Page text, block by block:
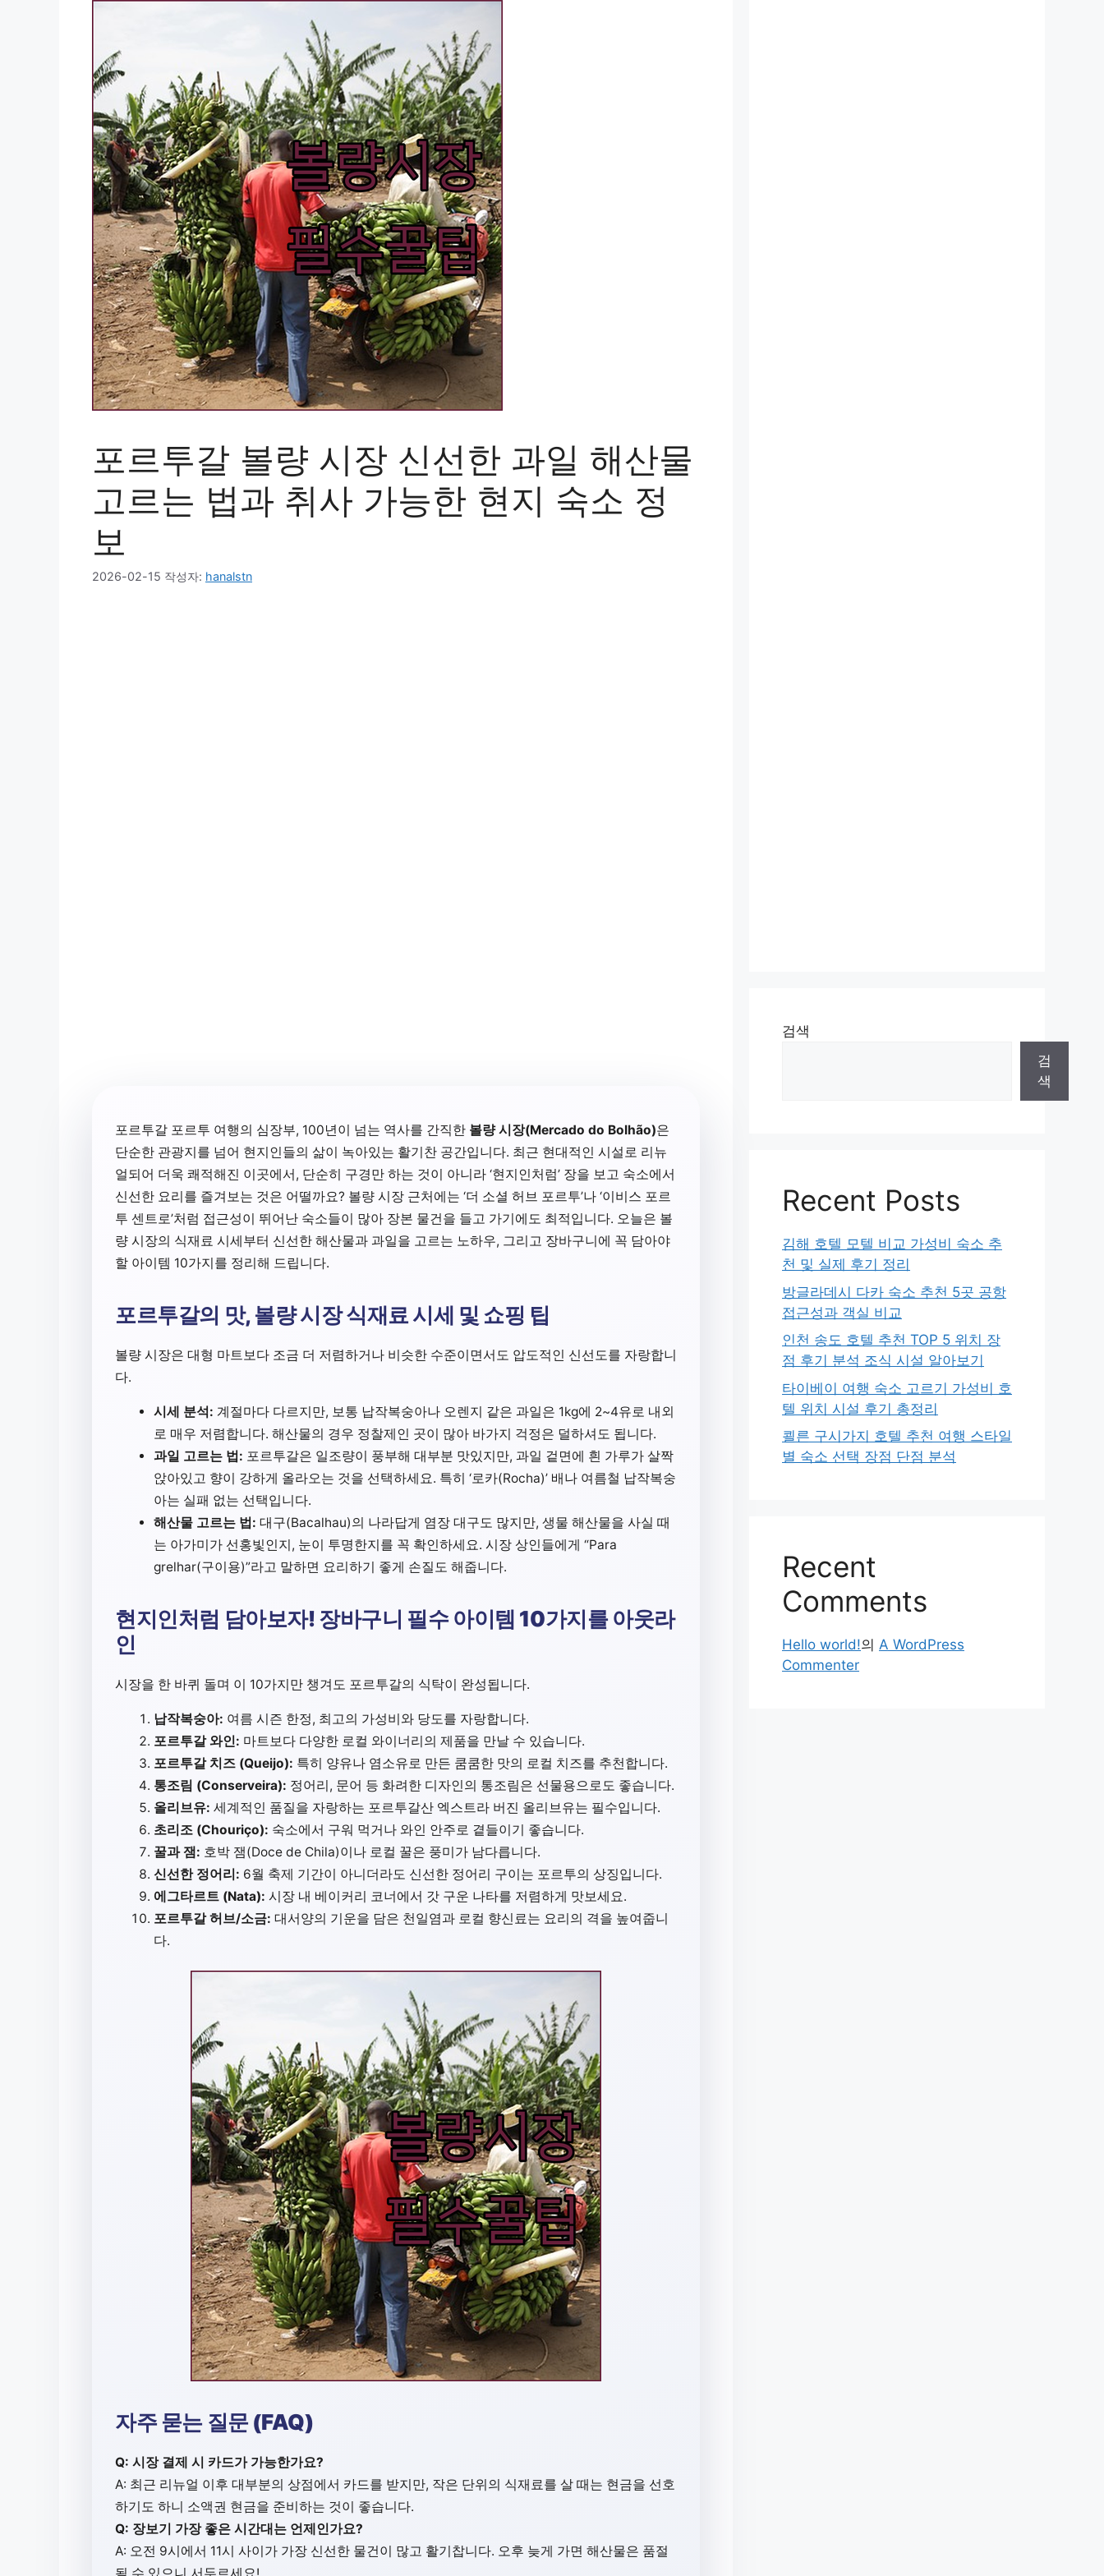
포르투갈 볼량 시장 신선한 과일 해산물
고르는 법과 취사 가능한 현지 숙소 정
보
2026-02-15 작성자: hanalstn
포르투갈 포르투 여행의 심장부, 100년이 넘는 역사를 간직한 볼량 시장(Mercado do Bolhão)은
단순한 관광지를 넘어 현지인들의 삶이 녹아있는 활기찬 공간입니다. 최근 현대적인 시설로 리뉴
얼되어 더욱 쾌적해진 이곳에서, 단순히 구경만 하는 것이 아니라 ‘현지인처럼’ 장을 보고 숙소에서
신선한 요리를 즐겨보는 것은 어떨까요? 볼량 시장 근처에는 ‘더 소셜 허브 포르투’나 ‘이비스 포르
투 센트로’처럼 접근성이 뛰어난 숙소들이 많아 장본 물건을 들고 가기에도 최적입니다. 오늘은 볼
량 시장의 식재료 시세부터 신선한 해산물과 과일을 고르는 노하우, 그리고 장바구니에 꼭 담아야
할 아이템 10가지를 정리해 드립니다.
포르투갈의 맛, 볼량 시장 식재료 시세 및 쇼핑 팁
볼량 시장은 대형 마트보다 조금 더 저렴하거나 비슷한 수준이면서도 압도적인 신선도를 자랑합니
다.
시세 분석: 계절마다 다르지만, 보통 납작복숭아나 오렌지 같은 과일은 1kg에 2~4유로 내외
로 매우 저렴합니다. 해산물의 경우 정찰제인 곳이 많아 바가지 걱정은 덜하셔도 됩니다.
과일 고르는 법: 포르투갈은 일조량이 풍부해 대부분 맛있지만, 과일 겉면에 흰 가루가 살짝
앉아있고 향이 강하게 올라오는 것을 선택하세요. 특히 ‘로카(Rocha)’ 배나 여름철 납작복숭
아는 실패 없는 선택입니다.
해산물 고르는 법: 대구(Bacalhau)의 나라답게 염장 대구도 많지만, 생물 해산물을 사실 때
는 아가미가 선홍빛인지, 눈이 투명한지를 꼭 확인하세요. 시장 상인들에게 “Para
grelhar(구이용)”라고 말하면 요리하기 좋게 손질도 해줍니다.
현지인처럼 담아보자! 장바구니 필수 아이템 10가지를 아웃라
인
시장을 한 바퀴 돌며 이 10가지만 챙겨도 포르투갈의 식탁이 완성됩니다.
납작복숭아: 여름 시즌 한정, 최고의 가성비와 당도를 자랑합니다.
포르투갈 와인: 마트보다 다양한 로컬 와이너리의 제품을 만날 수 있습니다.
포르투갈 치즈 (Queijo): 특히 양유나 염소유로 만든 쿰쿰한 맛의 로컬 치즈를 추천합니다.
통조림 (Conserveira): 정어리, 문어 등 화려한 디자인의 통조림은 선물용으로도 좋습니다.
올리브유: 세계적인 품질을 자랑하는 포르투갈산 엑스트라 버진 올리브유는 필수입니다.
초리조 (Chouriço): 숙소에서 구워 먹거나 와인 안주로 곁들이기 좋습니다.
꿀과 잼: 호박 잼(Doce de Chila)이나 로컬 꿀은 풍미가 남다릅니다.
신선한 정어리: 6월 축제 기간이 아니더라도 신선한 정어리 구이는 포르투의 상징입니다.
에그타르트 (Nata): 시장 내 베이커리 코너에서 갓 구운 나타를 저렴하게 맛보세요.
포르투갈 허브/소금: 대서양의 기운을 담은 천일염과 로컬 향신료는 요리의 격을 높여줍니
다.
자주 묻는 질문 (FAQ)
Q: 시장 결제 시 카드가 가능한가요?
A: 최근 리뉴얼 이후 대부분의 상점에서 카드를 받지만, 작은 단위의 식재료를 살 때는 현금을 선호
하기도 하니 소액권 현금을 준비하는 것이 좋습니다.
Q: 장보기 가장 좋은 시간대는 언제인가요?
A: 오전 9시에서 11시 사이가 가장 신선한 물건이 많고 활기찹니다. 오후 늦게 가면 해산물은 품절
검색
검
색
Recent Posts
김해 호텔 모텔 비교 가성비 숙소 추
천 및 실제 후기 정리
방글라데시 다카 숙소 추천 5곳 공항
접근성과 객실 비교
인천 송도 호텔 추천 TOP 5 위치 장
점 후기 분석 조식 시설 알아보기
타이베이 여행 숙소 고르기 가성비 호
텔 위치 시설 후기 총정리
쾰른 구시가지 호텔 추천 여행 스타일
별 숙소 선택 장점 단점 분석
Recent
Comments
Hello world!의 A WordPress
Commenter